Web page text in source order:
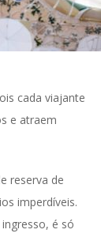
cada viajante
e atraem
reserva de
imperdíveis.
é só